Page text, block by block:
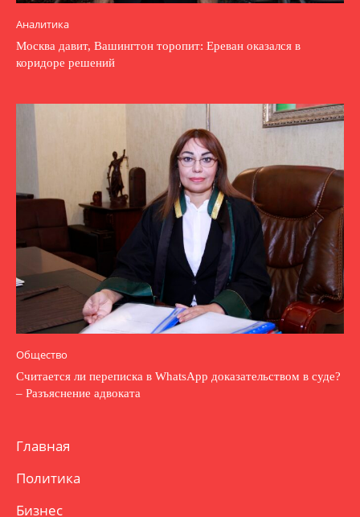
Аналитика
Москва давит, Вашингтон торопит: Ереван оказался в
коридоре решений
Общество
Считается ли переписка в WhatsApp доказательством в суде?
– Разъяснение адвоката
Главная
Политика
Бизнес